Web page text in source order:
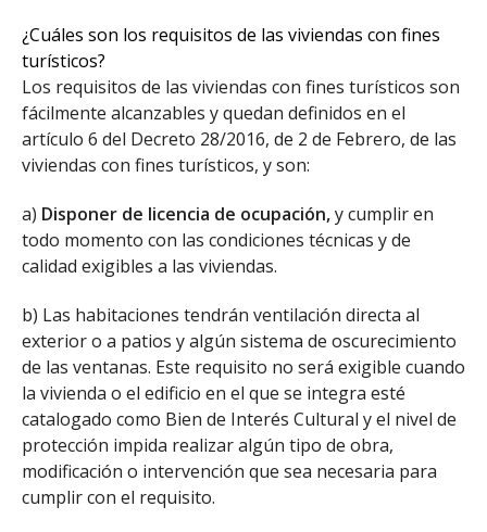
¿Cuáles son los requisitos de las viviendas con fines
turísticos?
Los requisitos de las viviendas con fines turísticos son
fácilmente alcanzables y quedan definidos en el
artículo 6 del Decreto 28/2016, de 2 de Febrero, de las
viviendas con fines turísticos, y son:
a) Disponer de licencia de ocupación,y cumplir en
todo momento con las condiciones técnicas y de
calidad exigibles a las viviendas.
b) Las habitaciones tendrán ventilación directa al
exterior o a patios y algún sistema de oscurecimiento
de las ventanas. Este requisito no será exigible cuando
la vivienda o el edificio en el que se integra esté
catalogado como Bien de Interés Cultural y el nivel de
protección impida realizar algún tipo de obra,
modificación o intervención que sea necesaria para
cumplir con el requisito.